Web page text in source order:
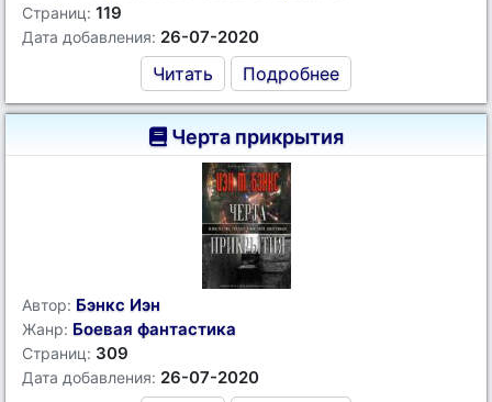
Страниц: 119
Дата добавления: 26-07-2020
Читать Подробнее
Черта прикрытия
Автор: Бэнкс Иэн
Жанр: Боевая фантастика
Страниц: 309
Дата добавления: 26-07-2020